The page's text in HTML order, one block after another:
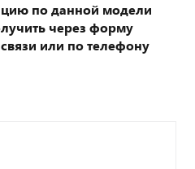
по данной модели
через форму
или по телефону